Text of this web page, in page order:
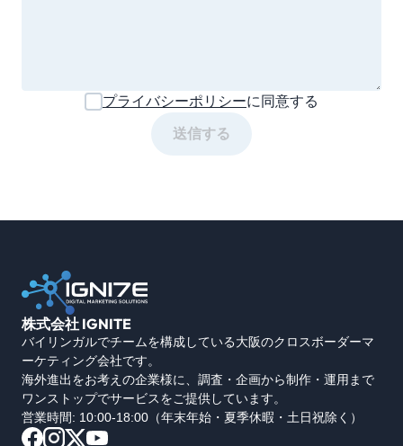
プライバシーポリシーに同意する
送信する
株式会社 IGNITE
バイリンガルでチームを構成している大阪のクロスボーダーマ
ーケティング会社です。
海外進出をお考えの企業様に、調査・企画から制作・運用まで
ワンストップでサービスをご提供しています。
営業時間: 10:00-18:00（年末年始・夏季休暇・土日祝除く）